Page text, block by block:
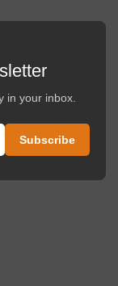
in your inbox.